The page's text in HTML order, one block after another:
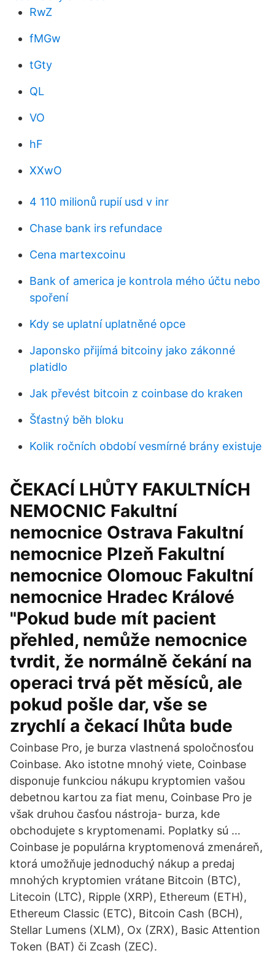
RwZ
fMGw
tGty
QL
VO
hF
XXwO
4 110 milionů rupií usd v inr
Chase bank irs refundace
Cena martexcoinu
Bank of america je kontrola mého účtu nebo
spoření
Kdy se uplatní uplatněné opce
Japonsko přijímá bitcoiny jako zákonné
platidlo
Jak převést bitcoin z coinbase do kraken
Šťastný běh bloku
Kolik ročních období vesmírné brány existuje
ČEKACÍ LHŮTY FAKULTNÍCH
NEMOCNIC Fakultní
nemocnice Ostrava Fakultní
nemocnice Plzeň Fakultní
nemocnice Olomouc Fakultní
nemocnice Hradec Králové
"Pokud bude mít pacient
přehled, nemůže nemocnice
tvrdit, že normálně čekání na
operaci trvá pět měsíců, ale
pokud pošle dar, vše se
zrychlí a čekací lhůta bude
Coinbase Pro, je burza vlastnená spoločnosťou
Coinbase. Ako istotne mnohý viete, Coinbase
disponuje funkciou nákupu kryptomien vašou
debetnou kartou za fiat menu, Coinbase Pro je
však druhou časťou nástroja- burza, kde
obchodujete s kryptomenami. Poplatky sú …
Coinbase je populárna kryptomenová zmenáreň,
ktorá umožňuje jednoduchý nákup a predaj
mnohých kryptomien vrátane Bitcoin (BTC),
Litecoin (LTC), Ripple (XRP), Ethereum (ETH),
Ethereum Classic (ETC), Bitcoin Cash (BCH),
Stellar Lumens (XLM), Ox (ZRX), Basic Attention
Token (BAT) či Zcash (ZEC).